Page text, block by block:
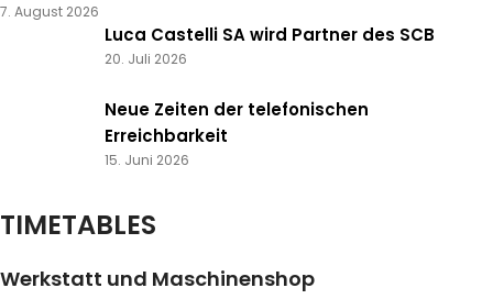
7. August 2026
Luca Castelli SA wird Partner des SCB
20. Juli 2026
Neue Zeiten der telefonischen
Erreichbarkeit
15. Juni 2026
TIMETABLES
Werkstatt und Maschinenshop